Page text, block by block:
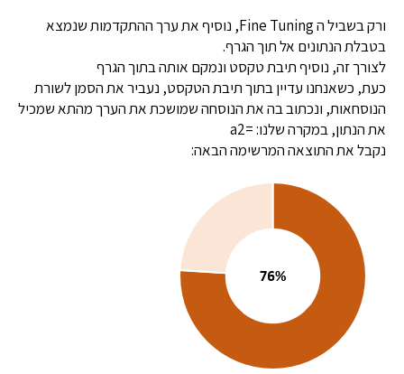
ורק בשביל ה Fine Tuning, נוסיף את ערך ההתקדמות שנמצא
בטבלת הנתונים אל תוך הגרף.
לצורך זה, נוסיף תיבת טקסט ונמקם אותה בתוך הגרף
כעת, כשאנחנו עדיין בתוך תיבת הטקסט, נעביר את הסמן לשורת
הנוסחאות, ונכתוב בה את הנוסחה שמושכת את הערך מהתא שמכיל
את הנתון, במקרה שלנו: =a2
נקבל את התוצאה המרשימה הבאה: